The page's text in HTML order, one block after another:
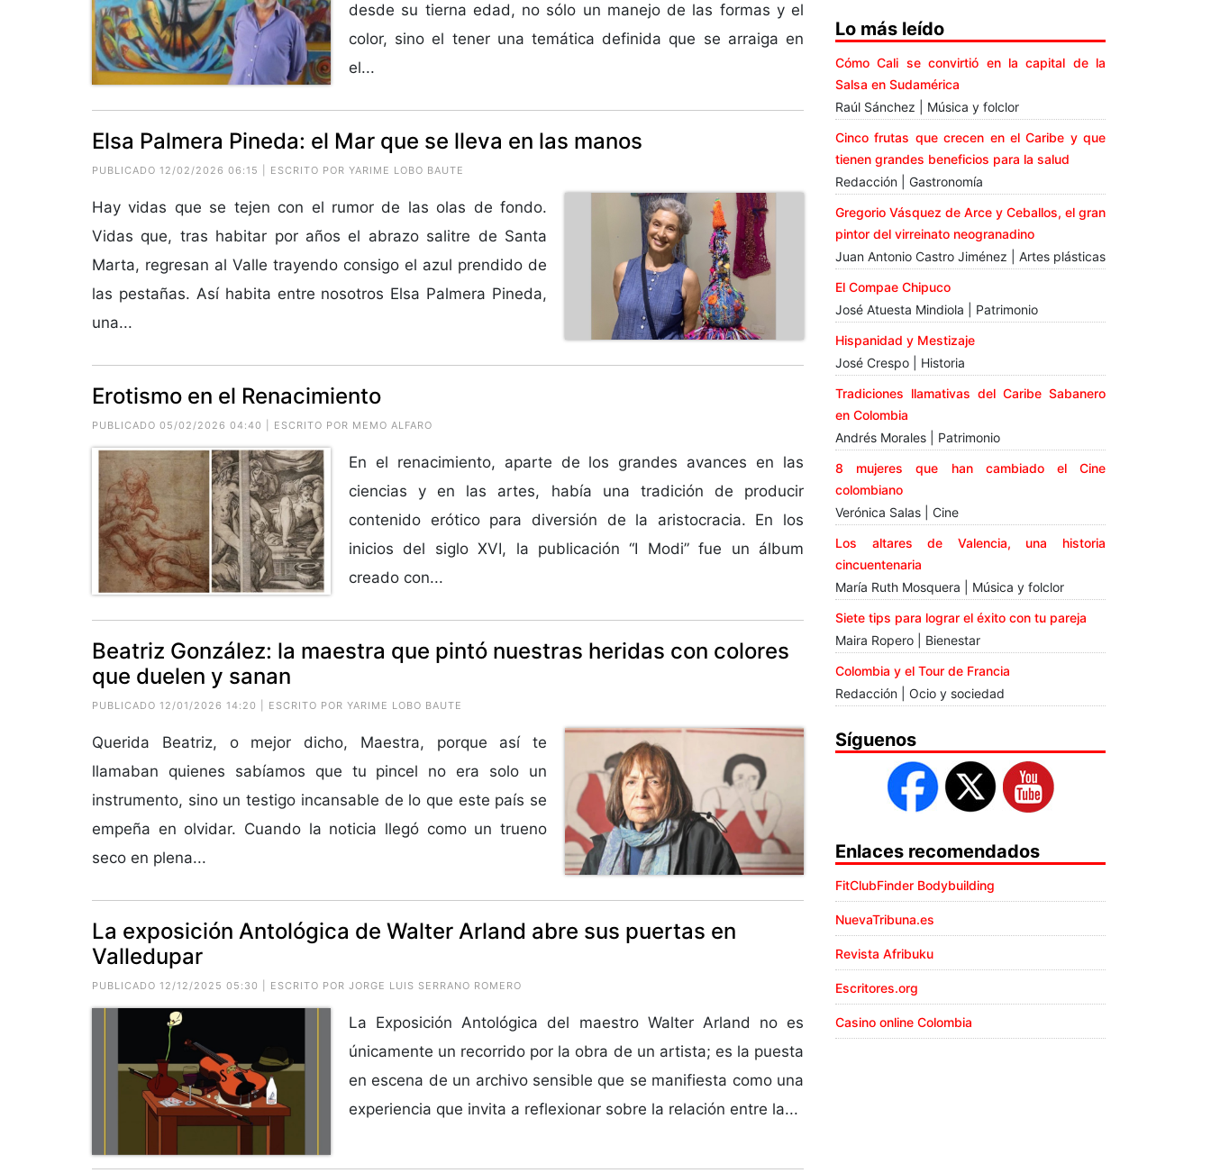
desde su tierna edad, no sólo un manejo de las formas y el
color, sino el tener una temática definida que se arraiga en
el...
Elsa Palmera Pineda: el Mar que se lleva en las manos
PUBLICADO 12/02/2026 06:15 | ESCRITO POR YARIME LOBO BAUTE
Hay vidas que se tejen con el rumor de las olas de fondo.
Vidas que, tras habitar por años el abrazo salitre de Santa
Marta, regresan al Valle trayendo consigo el azul prendido de
las pestañas. Así habita entre nosotros Elsa Palmera Pineda,
una...
Erotismo en el Renacimiento
PUBLICADO 05/02/2026 04:40 | ESCRITO POR MEMO ALFARO
En el renacimiento, aparte de los grandes avances en las
ciencias y en las artes, había una tradición de producir
contenido erótico para diversión de la aristocracia. En los
inicios del siglo XVI, la publicación “I Modi” fue un álbum
creado con...
Beatriz González: la maestra que pintó nuestras heridas con colores
que duelen y sanan
PUBLICADO 12/01/2026 14:20 | ESCRITO POR YARIME LOBO BAUTE
Querida Beatriz, o mejor dicho, Maestra, porque así te
llamaban quienes sabíamos que tu pincel no era solo un
instrumento, sino un testigo incansable de lo que este país se
empeña en olvidar. Cuando la noticia llegó como un trueno
seco en plena...
La exposición Antológica de Walter Arland abre sus puertas en
Valledupar
PUBLICADO 12/12/2025 05:30 | ESCRITO POR JORGE LUIS SERRANO ROMERO
La Exposición Antológica del maestro Walter Arland no es
únicamente un recorrido por la obra de un artista; es la puesta
en escena de un archivo sensible que se manifiesta como una
experiencia que invita a reflexionar sobre la relación entre la...
Lo más leído
Cómo Cali se convirtió en la capital de la
Salsa en Sudamérica
Raúl Sánchez | Música y folclor
Cinco frutas que crecen en el Caribe y que
tienen grandes beneficios para la salud
Redacción | Gastronomía
Gregorio Vásquez de Arce y Ceballos, el gran
pintor del virreinato neogranadino
Juan Antonio Castro Jiménez | Artes plásticas
El Compae Chipuco
José Atuesta Mindiola | Patrimonio
Hispanidad y Mestizaje
José Crespo | Historia
Tradiciones llamativas del Caribe Sabanero
en Colombia
Andrés Morales | Patrimonio
8 mujeres que han cambiado el Cine
colombiano
Verónica Salas | Cine
Los altares de Valencia, una historia
cincuentenaria
María Ruth Mosquera | Música y folclor
Siete tips para lograr el éxito con tu pareja
Maira Ropero | Bienestar
Colombia y el Tour de Francia
Redacción | Ocio y sociedad
Síguenos
Enlaces recomendados
FitClubFinder Bodybuilding
NuevaTribuna.es
Revista Afribuku
Escritores.org
Casino online Colombia